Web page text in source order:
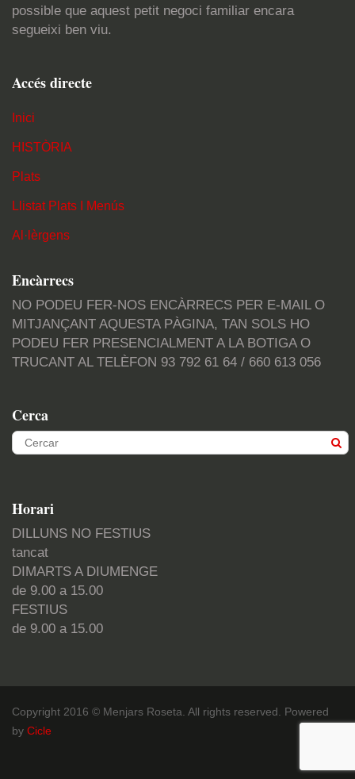
possible que aquest petit negoci familiar encara
segueixi ben viu.
Accés directe
Inici
HISTÒRIA
Plats
Llistat Plats I Menús
Al·lèrgens
Encàrrecs
NO PODEU FER-NOS ENCÀRRECS PER E-MAIL O
MITJANÇANT AQUESTA PÀGINA, TAN SOLS HO
PODEU FER PRESENCIALMENT A LA BOTIGA O
TRUCANT AL TELÈFON 93 792 61 64 / 660 613 056
Cerca
Horari
DILLUNS NO FESTIUS
tancat
DIMARTS A DIUMENGE
de 9.00 a 15.00
FESTIUS
de 9.00 a 15.00
Copyright 2016 © Menjars Roseta. All rights reserved. Powered
by Cicle